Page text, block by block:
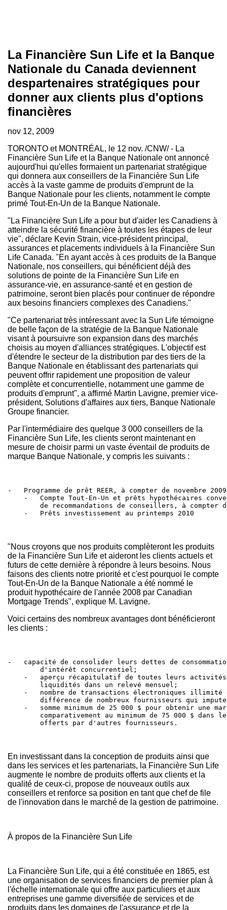
La Financière Sun Life et la Banque
Nationale du Canada deviennent
despartenaires stratégiques pour
donner aux clients plus d'options
financières
nov 12, 2009
TORONTO et MONTRÉAL, le 12 nov. /CNW/ - La
Financière Sun Life et la Banque Nationale ont annoncé
aujourd'hui qu'elles formaient un partenariat stratégique
qui donnera aux conseillers de la Financière Sun Life
accès à la vaste gamme de produits d'emprunt de la
Banque Nationale pour les clients, notamment le compte
primé Tout-En-Un de la Banque Nationale.
"La Financière Sun Life a pour but d'aider les Canadiens à
atteindre la sécurité financière à toutes les étapes de leur
vie", déclare Kevin Strain, vice-président principal,
assurances et placements individuels à la Financière Sun
Life Canada. "En ayant accès à ces produits de la Banque
Nationale, nos conseillers, qui bénéficient déjà des
solutions de pointe de la Financière Sun Life en
assurance-vie, en assurance-santé et en gestion de
patrimoine, seront bien placés pour continuer de répondre
aux besoins financiers complexes des Canadiens."
"Ce partenariat très intéressant avec la Sun Life témoigne
de belle façon de la stratégie de la Banque Nationale
visant à poursuivre son expansion dans des marchés
choisis au moyen d'alliances stratégiques. L'objectif est
d'étendre le secteur de la distribution par des tiers de la
Banque Nationale en établissant des partenariats qui
peuvent offrir rapidement une proposition de valeur
complète et concurrentielle, notamment une gamme de
produits d'emprunt", a affirmé Martin Lavigne, premier vice-
président, Solutions d'affaires aux tiers, Banque Nationale
Groupe financier.
Par l'intermédiaire des quelque 3 000 conseillers de la
Financière Sun Life, les clients seront maintenant en
mesure de choisir parmi un vaste éventail de produits de
marque Banque Nationale, y compris les suivants :
-   Programme de prêt REER, à compter de novembre 2009
-   Compte Tout-En-Un et prêts hypothécaires
de recommandations de conseillers, à compter
    -   Prêts investissement au printemps 2010
"Nous croyons que nos produits complèteront les produits
de la Financière Sun Life et aideront les clients actuels et
futurs de cette dernière à répondre à leurs besoins. Nous
faisons des clients notre priorité et c'est pourquoi le compte
Tout-En-Un de la Banque Nationale a été nommé le
produit hypothécaire de l'année 2008 par Canadian
Mortgage Trends", explique M. Lavigne.
Voici certains des nombreux avantages dont bénéficieront
les clients :
-   capacité de consolider leurs dettes de
        d'intérêt concurrentiel;
-   aperçu récapitulatif de toutes leurs
        liquidités dans un relevé mensuel;
-   nombre de transactions électroniques illimité
différence de nombreux fournisseurs qui
-   somme minimum de 25 000 $ pour obtenir une
comparativement au minimum de 75 000 $ dans
        offerts par d'autres fournisseurs.
En investissant dans la conception de produits ainsi que
dans les services et les partenariats, la Financière Sun Life
augmente le nombre de produits offerts aux clients et la
qualité de ceux-ci, propose de nouveaux outils aux
conseillers et renforce sa position en tant que chef de file
de l'innovation dans le marché de la gestion de patrimoine.
À propos de la Financière Sun Life
La Financière Sun Life, qui a été constituée en 1865, est
une organisation de services financiers de premier plan à
l'échelle internationale qui offre aux particuliers et aux
entreprises une gamme diversifiée de services et de
produits dans les domaines de l'assurance et de la